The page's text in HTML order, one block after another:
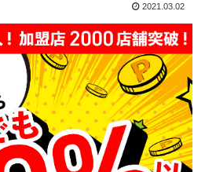
2021.03.02